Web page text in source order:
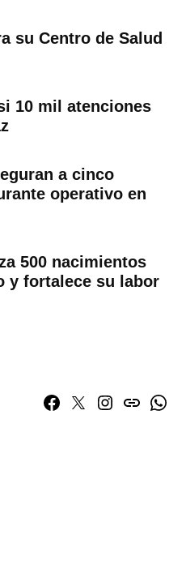
su Centro de Salud
10 mil atenciones
a cinco
operativo en
500 nacimientos
y fortalece su labor
Facebook
TwitterInstagram
issuu